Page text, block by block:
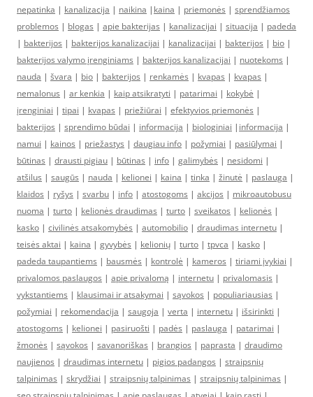
nepatinka | kanalizacija | naikina | kaina | priemonės | sprendžiamos
problemos | blogas | apie bakterijas | kanalizacijai | situacija | padeda
| bakterijos | bakterijos kanalizacijai | kanalizacijai | bakterijos | bio |
bakterijos valymo įrenginiams | bakterijos kanalizacijai | nuotekoms |
nauda | švara | bio | bakterijos | renkamės | kvapas | kvapas |
nemalonus | ar kenkia | kaip atsikratyti | patarimai | kokybė |
įrenginiai | tipai | kvapas | priežiūrai | efektyvios priemonės |
bakterijos | sprendimo būdai | informacija | biologiniai | informacija |
namui | kainos | priežastys | daugiau info | požymiai | pasiūlymai |
būtinas | drausti pigiau | būtinas | info | galimybės | nesidomi |
atšilus | saugūs | nauda | kelionei | kaina | tinka | žinutė | paslauga |
klaidos | ryšys | svarbu | info | atostogoms | akcijos | mikroautobusu
nuoma | turto | kelionės draudimas | turto | sveikatos | kelionės |
kasko | civilinės atsakomybės | automobilio | draudimas internetu |
teisės aktai | kaina | gyvybės | kelionių | turto | tpvca | kasko |
padeda taupantiems | bausmės | kontrolė | kameros | tiriami įvykiai |
privalomos paslaugos | apie privalomą | internetu | privalomasis |
vykstantiems | klausimai ir atsakymai | sąvokos | populiariausias |
požymiai | rekomendacija | saugoja | verta | internetu | išsirinkti |
atostogoms | kelionei | pasiruošti | padės | paslauga | patarimai |
žmonės | sąvokos | savanoriškas | brangios | paprasta | draudimo
naujienos | draudimas internetu | pigios padangos | straipsnių
talpinimas | skrydžiai | straipsnių talpinimas | straipsnių talpinimas |